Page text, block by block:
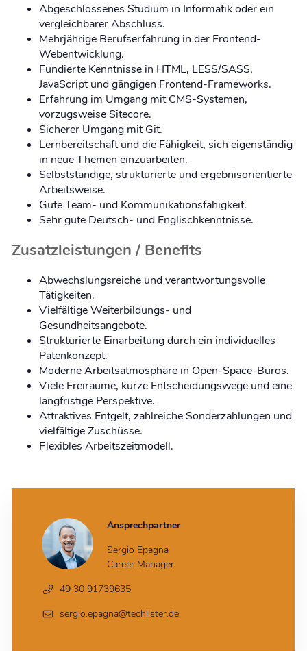
Ansprechpartner
Sergio Epagna
Career Manager
49 30 91739635
sergio.epagna@techlister.de
Abgeschlossenes Studium in Informatik oder ein
vergleichbarer Abschluss.
Mehrjährige Berufserfahrung in der Frontend-
Webentwicklung.
Fundierte Kenntnisse in HTML, LESS/SASS,
JavaScript und gängigen Frontend-Frameworks.
Erfahrung im Umgang mit CMS-Systemen,
vorzugsweise Sitecore.
Sicherer Umgang mit Git.
Lernbereitschaft und die Fähigkeit, sich eigenständig
in neue Themen einzuarbeiten.
Selbstständige, strukturierte und ergebnisorientierte
Arbeitsweise.
Gute Team- und Kommunikationsfähigkeit.
Sehr gute Deutsch- und Englischkenntnisse.
Zusatzleistungen / Benefits
Abwechslungsreiche und verantwortungsvolle
Tätigkeiten.
Vielfältige Weiterbildungs- und
Gesundheitsangebote.
Strukturierte Einarbeitung durch ein individuelles
Patenkonzept.
Moderne Arbeitsatmosphäre in Open-Space-Büros.
Viele Freiräume, kurze Entscheidungswege und eine
langfristige Perspektive.
Attraktives Entgelt, zahlreiche Sonderzahlungen und
vielfältige Zuschüsse.
Flexibles Arbeitszeitmodell.